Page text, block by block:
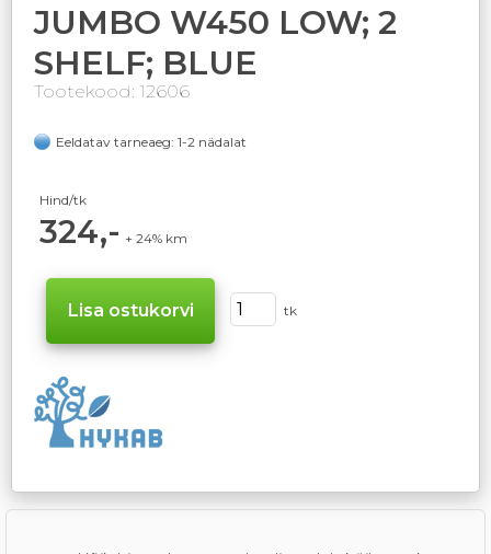
JUMBO W450 LOW; 2
SHELF; BLUE
Tootekood: 12606
Eeldatav tarneaeg: 1-2 nädalat
Hind/tk
324,- + 24% km
tk